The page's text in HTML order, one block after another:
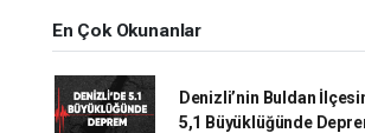
En Çok Okunanlar
Denizli’nin Buldan
5,1 Büyüklüğünde